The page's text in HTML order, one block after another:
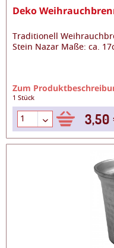
Deko
Traditionell
Stein Nazar Maße: ca.
Zum
1 Stück
3,50